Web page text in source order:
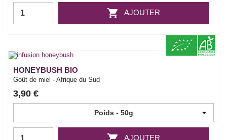
 AJOUTER
HONEYBUSH BIO
Goût de miel - Afrique du Sud
3,90 €
AJOUTER